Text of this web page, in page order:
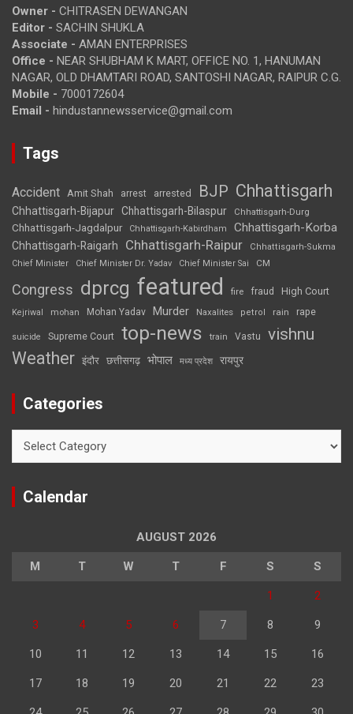
Owner - CHITRASEN DEWANGAN
Editor - SACHIN SHUKLA
Associate - AMAN ENTERPRISES
Office - NEAR SHUBHAM K MART, OFFICE NO. 1, HANUMAN
NAGAR, OLD DHAMTARI ROAD, SANTOSHI NAGAR, RAIPUR C.G.
Mobile - 7000172604
Email - hindustannewsservice@gmail.com
Tags
Accident Amit Shah arrest arrested BJP Chhattisgarh
Chhattisgarh-Bijapur Chhattisgarh-Bilaspur Chhattisgarh-Durg
Chhattisgarh-Jagdalpur Chhattisgarh-Kabirdham Chhattisgarh-Korba
Chhattisgarh-Raigarh Chhattisgarh-Raipur
Chhattisgarh-Sukma
Chief Minister
Chief Minister Dr. Yadav Chief Minister Sai CM
Congress dprcg featured fire fraud High Court
Kejriwal mohan Mohan Yadav Murder Naxalites petrol rain rape
suicide Supreme Court top-news train Vastu vishnu
Weather इंदौर छत्तीसगढ़ भोपाल मध्य प्रदेश रायपुर
Categories
Calendar
AUGUST 2026
M T W T F S S
1 2
3 4 5 6 7 8 9
10 11 12 13 14 15 16
17 18 19 20 21 22 23